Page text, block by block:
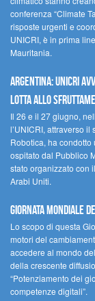
conferenza “Climate
risposte urgenti e
UNICRI, è in prima
Mauritania.
Argentina: UNICRI
lotta allo
Il 26 e il 27 giugno,
l’UNICRI, attraverso il
Robotica, ha condotto
ospitato dal Pubblico
stato organizzato con
Arabi Uniti.
Giornata Mondiale
Lo scopo di questa
motori del
accedere al mondo
della crescente
“Potenziamento dei
competenze digitali”.